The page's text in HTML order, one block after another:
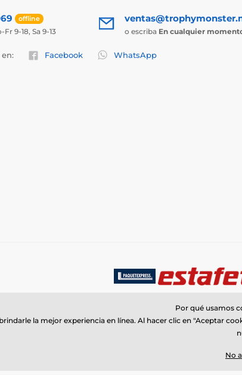
offline
Fr 9-18, Sa 9-13 o escriba En cualquier
Facebook WhatsApp
© 2026
Por qué usamos
la mejor experiencia en línea. Al hacer clic en "Aceptar
No